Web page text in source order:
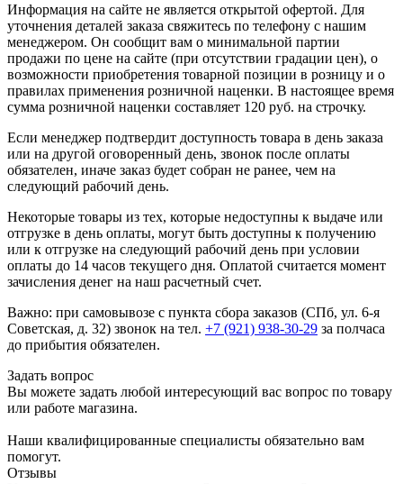
Информация на сайте не является открытой офертой. Для
уточнения деталей заказа свяжитесь по телефону с нашим
менеджером. Он сообщит вам о минимальной партии
продажи по цене на сайте (при отсутствии градации цен), о
возможности приобретения товарной позиции в розницу и о
правилах применения розничной наценки. В настоящее время
сумма розничной наценки составляет 120 руб. на строчку.
Если менеджер подтвердит доступность товара в день заказа
или на другой оговоренный день, звонок после оплаты
обязателен, иначе заказ будет собран не ранее, чем на
следующий рабочий день.
Некоторые товары из тех, которые недоступны к выдаче или
отгрузке в день оплаты, могут быть доступны к получению
или к отгрузке на следующий рабочий день при условии
оплаты до 14 часов текущего дня. Оплатой считается момент
зачисления денег на наш расчетный счет.
Важно: при самовывозе с пункта сборa заказов (СПб, ул. 6-я
Советская, д. 32) звонок на тел. +7 (921) 938-30-29 за полчаса
до прибытия обязателен.
Задать вопрос
Вы можете задать любой интересующий вас вопрос по товару
или работе магазина.
Наши квалифицированные специалисты обязательно вам
помогут.
Отзывы